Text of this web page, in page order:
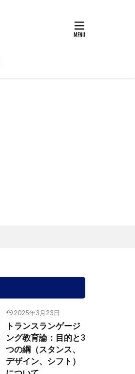
2025年3月23日
トランスランゲージ
ング教育論：目的と3
つの綱（スタンス、
デザイン、シフト）